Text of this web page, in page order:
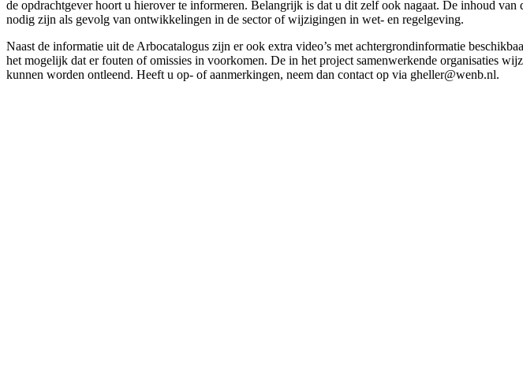
de opdrachtgever hoort u hierover te informeren. Belangrijk is dat u dit zelf ook nagaat. De inhoud
nodig zijn als gevolg van ontwikkelingen in de sector of wijzigingen in wet- en regelgeving.
Naast de informatie uit de Arbocatalogus zijn er ook extra video’s met achtergrondinformatie
het mogelijk dat er fouten of omissies in voorkomen. De in het project samenwerkende organisaties
kunnen worden ontleend. Heeft u op- of aanmerkingen, neem dan contact op via gheller@wenb.nl.